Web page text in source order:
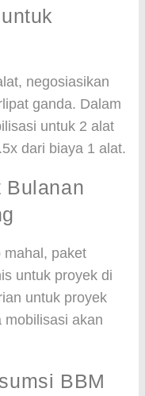
negosiasikan
ganda. Dalam
untuk 2 alat
dari biaya 1 alat.
Bulanan
mahal, paket
untuk proyek di
untuk proyek
mobilisasi akan
BBM